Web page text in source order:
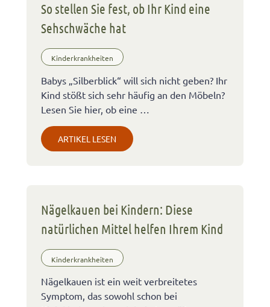
So stellen Sie fest, ob Ihr Kind eine
Sehschwäche hat
Kinderkrankheiten
Babys „Silberblick“ will sich nicht geben? Ihr
Kind stößt sich sehr häufig an den Möbeln?
Lesen Sie hier, ob eine …
ARTIKEL LESEN
Nägelkauen bei Kindern: Diese
natürlichen Mittel helfen Ihrem Kind
Kinderkrankheiten
Nägelkauen ist ein weit verbreitetes
Symptom, das sowohl schon bei